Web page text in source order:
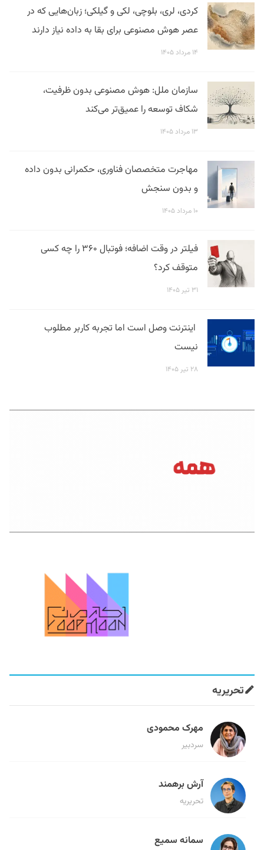
کردی، لری، بلوچی، لکی و گیلکی؛ زبان‌هایی که در
عصر هوش مصنوعی برای بقا به داده نیاز دارند
۱۴ مرداد ۱۴۰۵
سازمان ملل: هوش مصنوعی بدون ظرفیت،
شکاف توسعه را عمیق‌تر می‌کند
۱۳ مرداد ۱۴۰۵
مهاجرت متخصصان فناوری، حکمرانی بدون داده
و بدون سنجش
۱۰ مرداد ۱۴۰۵
فیلتر در وقت اضافه؛ فوتبال ۳۶۰ را چه کسی
متوقف کرد؟
۳۱ تیر ۱۴۰۵
اینترنت وصل است اما تجربه کاربر مطلوب
نیست
۲۸ تیر ۱۴۰۵
تحریریه
مهرک محمودی
سردبیر
آرش برهمند
تحریریه
سمانه سمیع